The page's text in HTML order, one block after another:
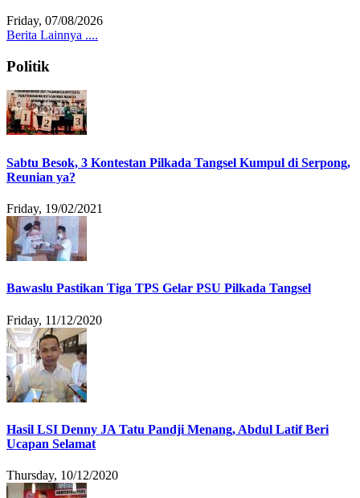
Friday, 07/08/2026
Berita Lainnya ....
Politik
Sabtu Besok, 3 Kontestan Pilkada Tangsel Kumpul di Serpong,
Reunian ya?
Friday, 19/02/2021
Bawaslu Pastikan Tiga TPS Gelar PSU Pilkada Tangsel
Friday, 11/12/2020
Hasil LSI Denny JA Tatu Pandji Menang, Abdul Latif Beri
Ucapan Selamat
Thursday, 10/12/2020